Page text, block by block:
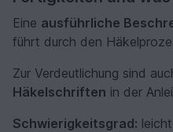
Eine ausführliche
führt durch den
Zur Verdeutlichung sind
Häkelschriften in der
Schwierigkeitsgrad: leicht